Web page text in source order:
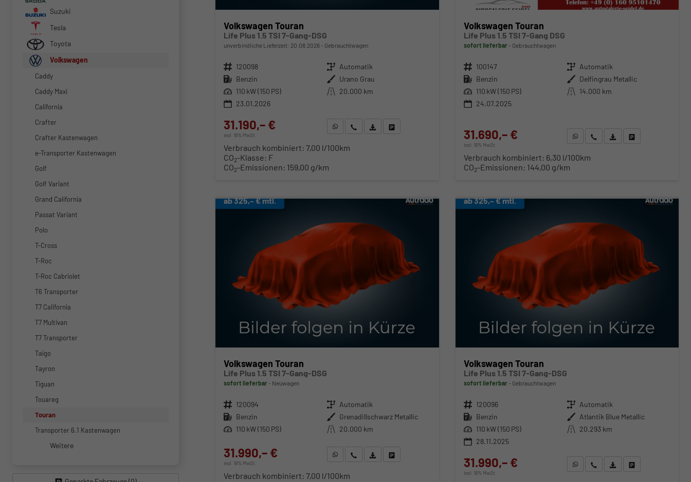
Volkswagen Touran
Life Plus 1.5 TSI 7-Gang-DSG
unverbindliche Lieferzeit: 20.08.2026 Gebrauchtwagen
Fahrzeugnr. 120098 Getriebe Automatik
Kraftstoff Benzin Außenfarbe Urano Grau
Leistung 110 kW (150 PS) Kilometerstand 20.000 km
23.01.2026
31.190,– €
incl. 19% MwSt.
WhatsApp anfragen
Wir rufen Sie anFahrzeugexposé (PDF)
Verbrauch kombiniert:7,00 l/100km
CO2-Klasse: F
CO2-Emissionen: 159,00 g/km
Volkswagen Touran
Life Plus 1.5 TSI 7-Gang DSG
sofort lieferbar Gebrauchtwagen
Fahrzeugnr. 100147 Getriebe Automatik
Kraftstoff Benzin Außenfarbe Delfingrau Metallic
Leistung 110 kW (150 PS) Kilometerstand 14.000 km
24.07.2025
31.690,– €
incl. 19% MwSt.
WhatsApp anfragen
Wir rufen Sie anFahrzeugexposé (PDF)
Fahrzeug parken
Verbrauch kombiniert: 6,30 l/100km
CO2-Emissionen: 144,00 g/km
ab 325,– € mtl.
Volkswagen Touran
Life Plus 1.5 TSI 7-Gang-DSG
sofort lieferbar Neuwagen
Fahrzeugnr. 120094 Getriebe Automatik
Kraftstoff Benzin Außenfarbe Grenadillschwarz Metallic
Leistung 110 kW (150 PS) Kilometerstand 20.000 km
31.990,– €
incl. 19% MwSt.
WhatsApp anfragen
Wir rufen Sie anFahrzeugexposé (PDF)
Verbrauch kombiniert:7,00 l/100km
ab 325,– € mtl.
Volkswagen Touran
Life Plus 1.5 TSI 7-Gang-DSG
sofort lieferbar Gebrauchtwagen
Fahrzeugnr. 120096 Getriebe Automatik
Kraftstoff Benzin Außenfarbe Atlantik Blue Metallic
Leistung 110 kW (150 PS) Kilometerstand 20.293 km
28.11.2025
31.990,– €
incl. 19% MwSt.
WhatsApp anfragen
Wir rufen Sie anFahrzeugexposé (PDF)
Fahrzeug parken
Suzuki
Tesla
Toyota
Volkswagen
Caddy
Caddy Maxi
California
Crafter
Crafter Kastenwagen
e-Transporter Kastenwagen
Golf
Golf Variant
Grand California
Passat Variant
Polo
T-Cross
T-Roc
T-Roc Cabriolet
T6 Transporter
T7 California
T7 Multivan
T7 Transporter
Taigo
Tayron
Tiguan
Touareg
Touran
Transporter 6.1 Kastenwagen
Weitere